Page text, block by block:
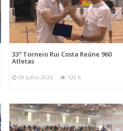
33º Torneio Rui Costa Reúne 960
Atletas
09 Julho 2026 120 K